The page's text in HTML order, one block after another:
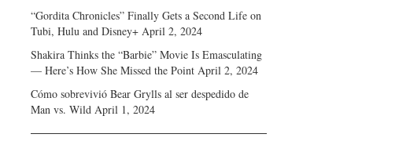
“Gordita Chronicles” Finally Gets a Second Life on
Tubi, Hulu and Disney+ April 2, 2024
Shakira Thinks the “Barbie” Movie Is Emasculating
— Here’s How She Missed the Point April 2, 2024
Cómo sobrevivió Bear Grylls al ser despedido de
Man vs. Wild April 1, 2024